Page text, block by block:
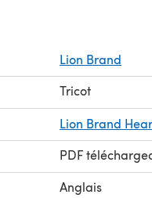
Lion Brand
Tricot
Lion Brand
PDF
Anglais